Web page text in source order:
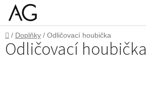
Přejít
obsah
Domů
/ Doplňky / Odličovací houbička
Odličovací houbička